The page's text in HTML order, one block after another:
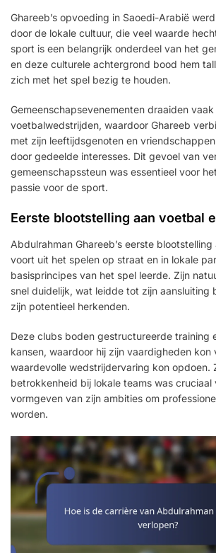
Ghareeb’s opvoeding in Saoedi-Arabië
door de lokale cultuur, die veel waarde
sport is een belangrijk onderdeel van het
en deze culturele achtergrond bood hem
zich met het spel bezig te houden.
Gemeenschapsevenementen draaiden vaak
voetbalwedstrijden, waardoor Ghareeb
met zijn leeftijdsgenoten en
door gedeelde interesses. Dit gevoel van
gemeenschapssteun was essentieel voor
passie voor de sport.
Eerste blootstelling aan voetbal
Abdulrahman Ghareeb’s eerste
voort uit het spelen op straat en in lokale
basisprincipes van het spel leerde. Zijn
snel duidelijk, wat leidde tot zijn aansluiting
zijn potentieel herkenden.
Deze clubs boden gestructureerde training
kansen, waardoor hij zijn vaardigheden kon
waardevolle wedstrijdervaring kon opdoen.
betrokkenheid bij lokale teams was cruciaal
vormgeven van zijn ambities om
worden.